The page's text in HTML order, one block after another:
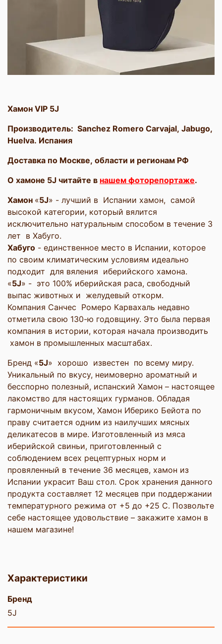
Хамон VIP 5J
Производитель: Sanchez Romero Carvajal, Jabugo,
Huelva. Испания
Доставка по Москве, области и регионам РФ
О хамоне 5J читайте в нашем фоторепортаже.
Хамон «5J» - лучший в Испании хамон, самой
высокой категории, который вялится
исключительно натуральным способом в течение 3
лет в Хабуго.
Хабуго - единственное место в Испании, которое
по своим климатическим условиям идеально
подходит для вяления иберийского хамона.
«5J» - это 100% иберийская раса, свободный
выпас животных и желудевый откорм.
Компания Санчес Ромеро Карвахаль недавно
отметила свою 130-ю годовщину. Это была первая
компания в истории, которая начала производить
хамон в промышленных масштабах.
Бренд «5J» хорошо известен по всему миру.
Уникальный по вкусу, неимоверно ароматный и
бесспорно полезный, испанский Хамон – настоящее
лакомство для настоящих гурманов. Обладая
гармоничным вкусом, Хамон Иберико Бейота по
праву считается одним из наилучших мясных
деликатесов в мире. Изготовленный из мяса
иберийской свиньи, приготовленный с
соблюдением всех рецептурных норм и
провяленный в течение 36 месяцев, хамон из
Испании украсит Ваш стол. Срок хранения данного
продукта составляет 12 месяцев при поддержании
температурного режима от +5 до +25 С. Позвольте
себе настоящее удовольствие – закажите хамон в
нашем магазине!
Характеристики
Бренд
5J